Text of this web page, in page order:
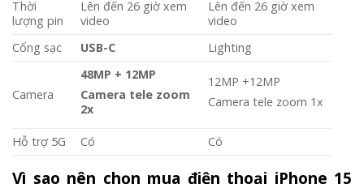
Thời
lượng pin
Lên đến 26 giờ xem
video
Lên đến 26 giờ xem
video
Cổng sạc
USB-C Lighting
Camera
48MP + 12MP
Camera tele zoom
2x
12MP +12MP
Camera tele zoom 1x
Hỗ trợ 5G Có Có
Vì sao nên chọn mua điện thoại iPhone 15